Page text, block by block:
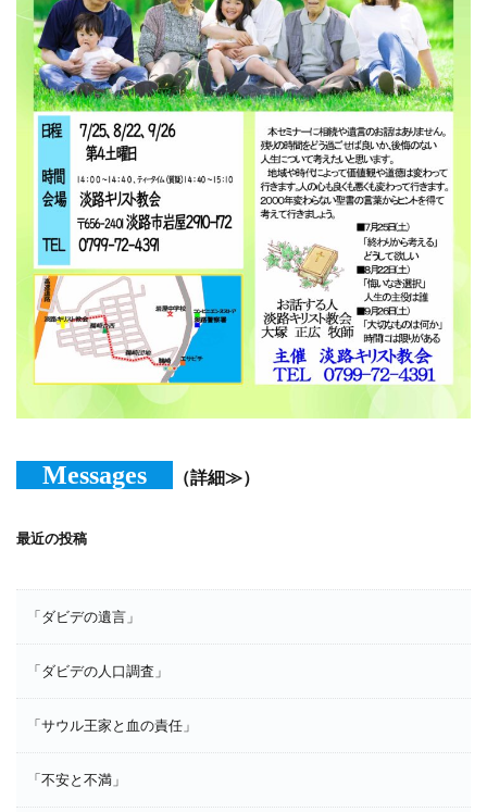
Messages （詳細≫）
最近の投稿
「ダビデの遺言」
「ダビデの人口調査」
「サウル王家と血の責任」
「不安と不満」